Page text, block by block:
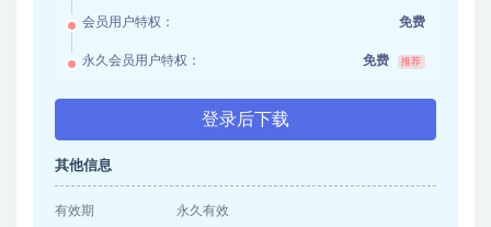
会员用户特权： 免费
永久会员用户特权： 免费 推荐
登录后下载
其他信息
有效期 永久有效